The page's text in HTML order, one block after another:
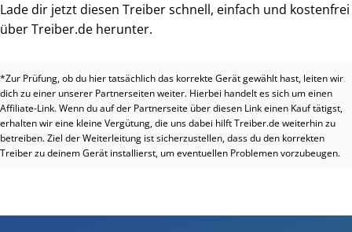
Lade dir jetzt diesen Treiber schnell, einfach und kostenfrei
über Treiber.de herunter.
*Zur Prüfung, ob du hier tatsächlich das korrekte Gerät gewählt hast, leiten wir
dich zu einer unserer Partnerseiten weiter. Hierbei handelt es sich um einen
Affiliate-Link. Wenn du auf der Partnerseite über diesen Link einen Kauf tätigst,
erhalten wir eine kleine Vergütung, die uns dabei hilft Treiber.de weiterhin zu
betreiben. Ziel der Weiterleitung ist sicherzustellen, dass du den korrekten
Treiber zu deinem Gerät installierst, um eventuellen Problemen vorzubeugen.